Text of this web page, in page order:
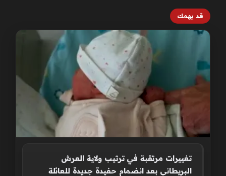
قد يهمك
تغييرات مرتقبة في ترتيب ولاية العرش
البريطاني بعد انضمام حفيدة جديدة للعائلة